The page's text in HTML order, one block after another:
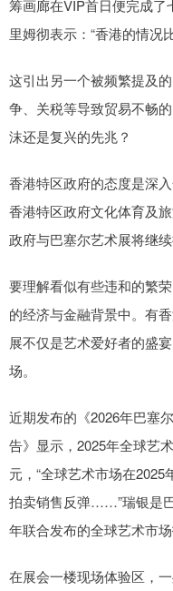
筹画廊在VIP首日便完成了
里姆彻表示：“香港的情况
这引出另一个被频繁提及
争、关税等导致贸易不畅
沫还是复兴的先兆？
香港特区政府的态度是深
香港特区政府文化体育及
政府与巴塞尔艺术展将继续
要理解看似有些违和的繁
的经济与金融背景中。有
展不仅是艺术爱好者的盛
场。
近期发布的《2026年巴塞
告》显示，2025年全球艺
元，“全球艺术市场在
拍卖销售反弹……”瑞银是
年联合发布的全球艺术市
在展会一楼现场体验区，